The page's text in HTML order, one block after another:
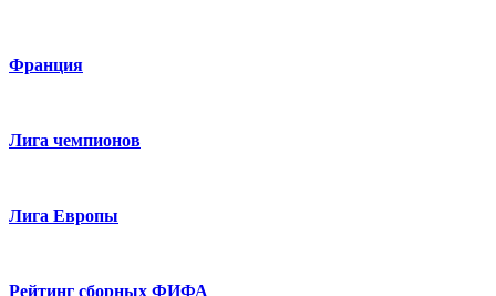
Франция
Лига чемпионов
Лига Европы
Рейтинг сборных ФИФА